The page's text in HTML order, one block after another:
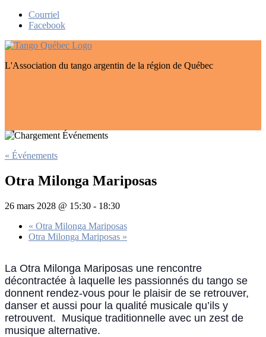
Skip
Courriel
Facebook
L'Association du tango argentin de la région de Québec
« Événements
Otra Milonga Mariposas
26 mars 2028 @ 15:30 - 18:30
« Otra Milonga Mariposas
Otra Milonga Mariposas »
La Otra Milonga Mariposas une rencontre
décontractée à laquelle les passionnés du tango se
donnent rendez-vous pour le plaisir de se retrouver,
danser et aussi pour la qualité musicale qu’ils y
retrouvent. Musique traditionnelle avec un zest de
musique alternative.